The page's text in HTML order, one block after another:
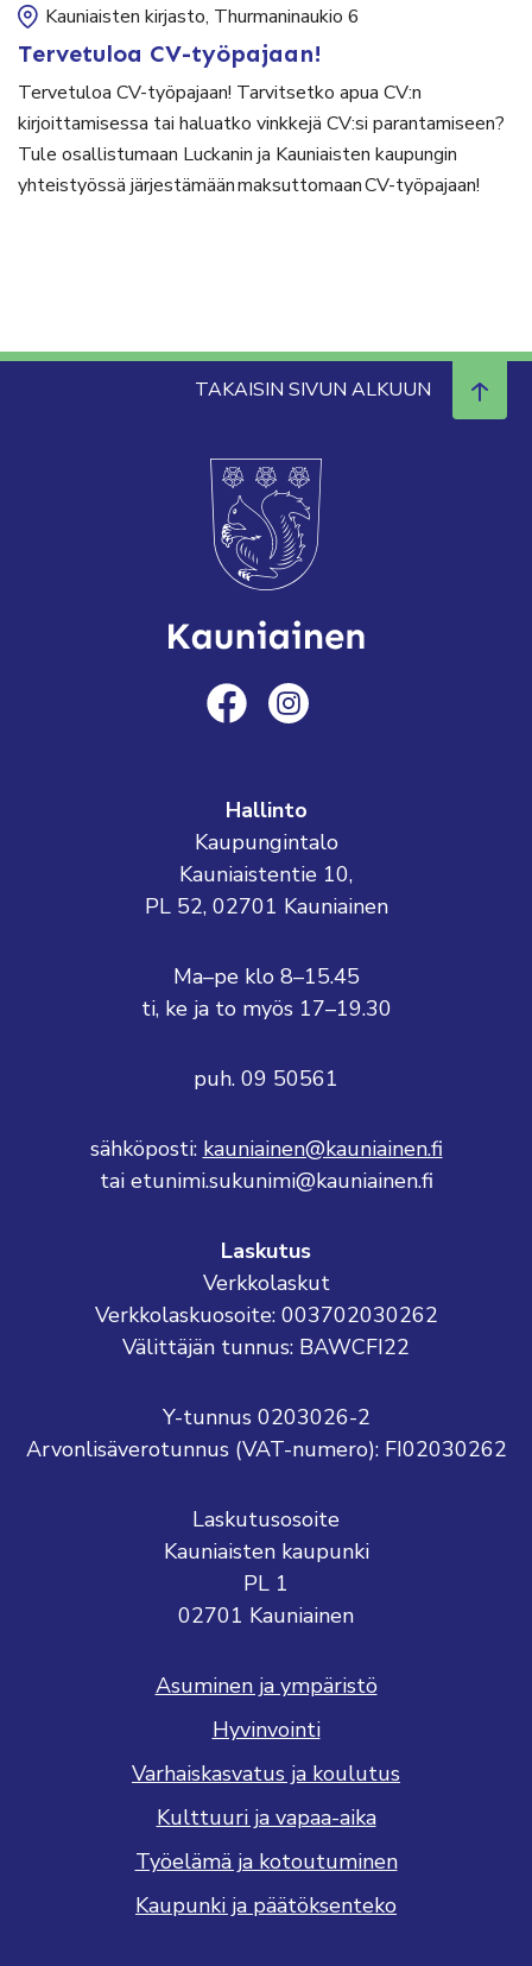
Kauniaisten kirjasto, Thurmaninaukio 6
Tervetuloa CV-työpajaan!
Tervetuloa CV-työpajaan! Tarvitsetko apua CV:n
kirjoittamisessa tai haluatko vinkkejä CV:si parantamiseen?
Tule osallistumaan Luckanin ja Kauniaisten kaupungin
yhteistyössä järjestämään maksuttomaan CV-työpajaan!
TAKAISIN SIVUN ALKUUN
Hallinto
Kaupungintalo
Kauniaistentie 10,
PL 52, 02701 Kauniainen
Ma–pe klo 8–15.45
ti, ke ja to myös 17–19.30
puh. 09 50561
sähköposti: kauniainen@kauniainen.fi
tai etunimi.sukunimi@kauniainen.fi
Laskutus
Verkkolaskut
Verkkolaskuosoite: 003702030262
Välittäjän tunnus: BAWCFI22
Y-tunnus 0203026-2
Arvonlisäverotunnus (VAT-numero): FI02030262
Laskutusosoite
Kauniaisten kaupunki
PL 1
02701 Kauniainen
Asuminen ja ympäristö
Hyvinvointi
Varhaiskasvatus ja koulutus
Kulttuuri ja vapaa-aika
Työelämä ja kotoutuminen
Kaupunki ja päätöksenteko